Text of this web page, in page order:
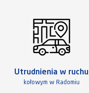
Utrudnienia w ruchu
kołowym w Radomiu